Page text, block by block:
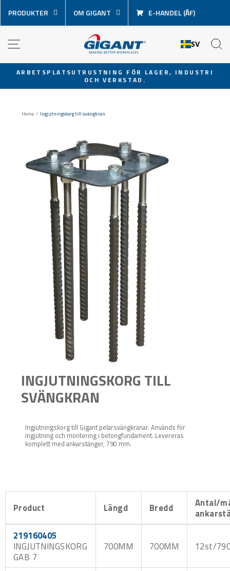
över
innehåll
PRODUKTER OM GIGANT E-HANDEL (ÅF)
SV
Pausa
ARBETSPLATSUTRUSTNING FÖR LAGER, INDUSTRI
OCH VERKSTAD.
Home / Ingjutningskorg till svängkran
INGJUTNINGSKORG TILL
SVÄNGKRAN
Ingjutningskorg till Gigant pelarsvängkranar. Används för
ingjutning och montering i betongfundament. Levereras
komplett med ankarstänger, 790 mm.
Product Längd Bredd
Antal/
219160405
INGJUTNINGSKORG
GAB 7
700MM 700MM 12st/